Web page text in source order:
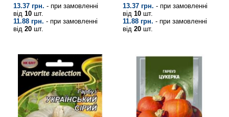
13.37 грн. - при замовленні
від 10 шт.
11.88 грн. - при замовленні
від 20 шт.
13.37 грн. - при замовленні
від 10 шт.
11.88 грн. - при замовленні
від 20 шт.